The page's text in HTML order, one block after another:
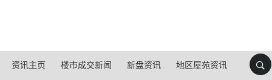
资讯主页 楼市成交新闻 新盘资讯 地区屋苑资讯